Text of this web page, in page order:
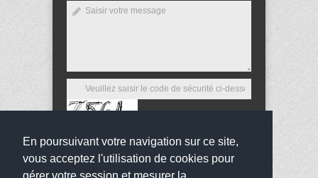
En poursuivant votre navigation sur ce site,
vous acceptez l'utilisation de cookies pour
gérer votre session et mesurer la
Envoyer